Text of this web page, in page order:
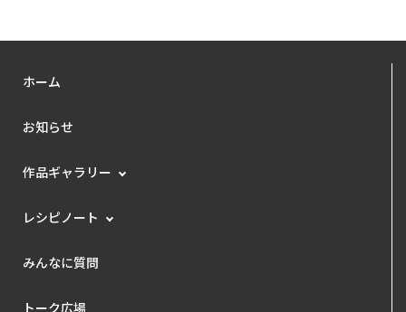
ホーム
お知らせ
作品ギャラリー
レシピノート
みんなに質問
トーク広場